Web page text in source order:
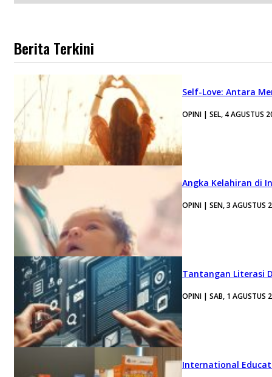
Berita Terkini
Self-Love: Antara
OPINI | SEL, 4 AGUSTUS
Angka Kelahiran di
OPINI | SEN, 3 AGUSTUS
Tantangan Literasi
OPINI | SAB, 1 AGUSTUS
International